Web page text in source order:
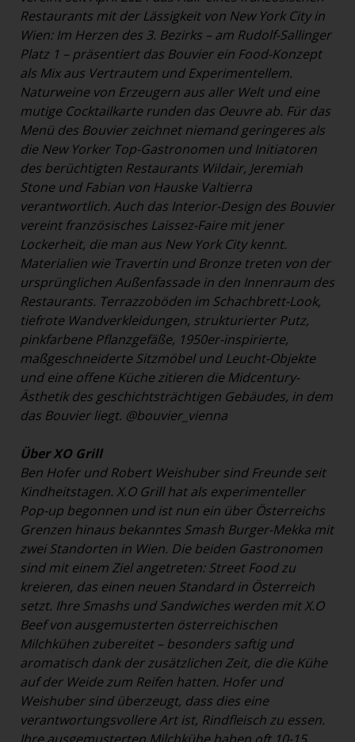
Restaurants mit der Lässigkeit von New York City in
Wien: Im Herzen des 3. Bezirks – am Rudolf-Sallinger
Platz 1 – präsentiert das Bouvier ein Food-Konzept
als Mix aus Vertrautem und Experimentellem.
Naturweine von Erzeugern aus aller Welt und eine
mutige Cocktailkarte runden das Oeuvre ab. Für das
Menü des Bouvier zeichnet niemand geringeres als
die New Yorker Top-Gastronomen und Initiatoren
des berüchtigten Restaurants Wildair, Jeremiah
Stone und Fabian von Hauske Valtierra
verantwortlich. Auch das Interior-Design des Bouvier
vereint französisches Laissez-Faire mit jener
Lockerheit, die man aus New York City kennt.
Materialien wie Travertin und Bronze treten von der
ursprünglichen Außenfassade in den Innenraum des
Restaurants. Terrazzoböden im Schachbrett-Look,
tiefrote Wandverkleidungen, strukturierter Putz,
pinkfarbene Pflanzgefäße, 1950er-inspirierte,
maßgeschneiderte Sitzmöbel und Leucht-Objekte
und eine offene Küche zitieren die Midcentury-
Ästhetik des geschichtsträchtigen Gebäudes, in dem
das Bouvier liegt. @bouvier_vienna
Über XO Grill
Ben Hofer und Robert Weishuber sind Freunde seit
Kindheitstagen. X.O Grill hat als experimenteller
Pop-up begonnen und ist nun ein über Österreichs
Grenzen hinaus bekanntes Smash Burger-Mekka mit
zwei Standorten in Wien. Die beiden Gastronomen
sind mit einem Ziel angetreten: Street Food zu
kreieren, das einen neuen Standard in Österreich
setzt. Ihre Smashs und Sandwiches werden mit X.O
Beef von ausgemusterten österreichischen
Milchkühen zubereitet – besonders saftig und
aromatisch dank der zusätzlichen Zeit, die die Kühe
auf der Weide zum Reifen hatten. Hofer und
Weishuber sind überzeugt, dass dies eine
verantwortungsvollere Art ist, Rindfleisch zu essen.